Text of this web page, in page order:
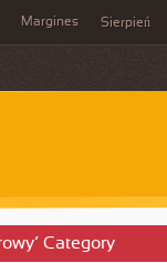
Margines Sierpień
Category